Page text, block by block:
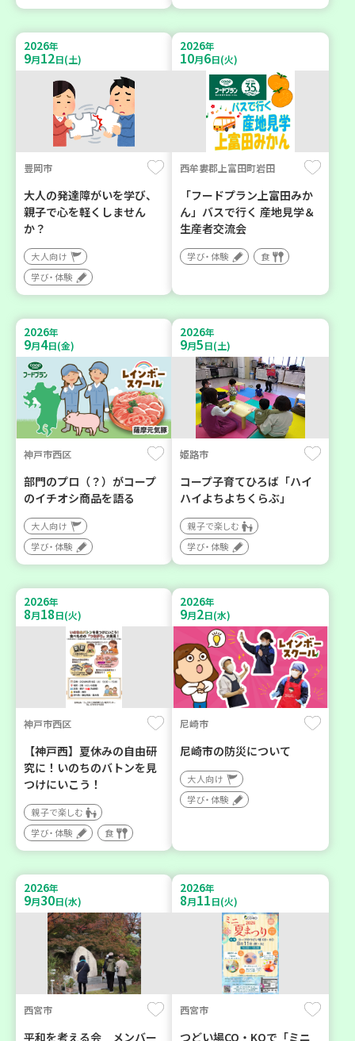
2026年
9月12日(土)
豊岡市
大人の発達障がいを学び、
親子で心を軽くしません
か？
大人向け
学び・体験
2026年
10月6日(火)
西牟婁郡上富田町岩田
「フードプラン上富田みか
ん」バスで行く 産地見学＆
生産者交流会
学び・体験 食
2026年
9月4日(金)
神戸市西区
部門のプロ（？）がコープ
のイチオシ商品を語る
大人向け
学び・体験
2026年
9月5日(土)
姫路市
コープ子育てひろば「ハイ
ハイよちよちくらぶ」
親子で楽しむ
学び・体験
2026年
8月18日(火)
神戸市西区
【神戸西】夏休みの自由研
究に！いのちのバトンを見
つけにいこう！
親子で楽しむ
学び・体験
食
2026年
9月2日(水)
尼崎市
尼崎市の防災について
大人向け
学び・体験
2026年
9月30日(水)
西宮市
平和を考える会 メンバー
2026年
8月11日(火)
西宮市
つどい場CO・KOで「ミニ